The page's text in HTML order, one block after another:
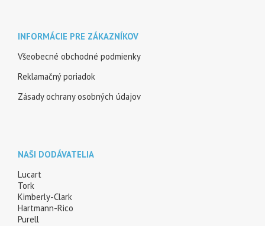
INFORMÁCIE PRE ZÁKAZNÍKOV
Všeobecné obchodné podmienky
Reklamačný poriadok
Zásady ochrany osobných údajov
NAŠI DODÁVATELIA
Lucart
Tork
Kimberly-Clark
Hartmann-Rico
Purell